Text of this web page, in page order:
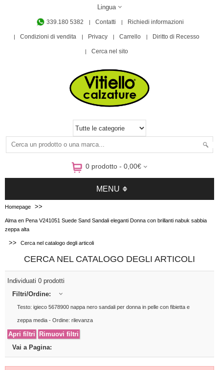
Lingua
339.180 5382 Contatti Richiedi informazioni
Condizioni di vendita Privacy Carrello Diritto di Recesso
Cerca nel sito
0 prodotto - 0,00€
MENU
Homepage >>
Alma en Pena V241051 Suede Sand Sandali eleganti Donna con brillanti nabuk sabbia
zeppa alta
>> Cerca nel catalogo degli articoli
CERCA NEL CATALOGO DEGLI ARTICOLI
Individuati 0 prodotti
Filtri/Ordine:
Testo: igieco 5678900 nappa nero sandali per donna in pelle con fibietta e
zeppa media - Ordine: rilevanza
Vai a Pagina: